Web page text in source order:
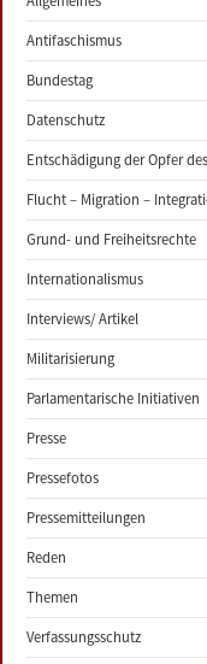
Antifaschismus
Bundestag
Datenschutz
Entschädigung der Opfer
Flucht – Migration –
Grund- und Freiheitsrechte
Internationalismus
Interviews/ Artikel
Militarisierung
Parlamentarische Initiativen
Presse
Pressefotos
Pressemitteilungen
Reden
Themen
Verfassungsschutz